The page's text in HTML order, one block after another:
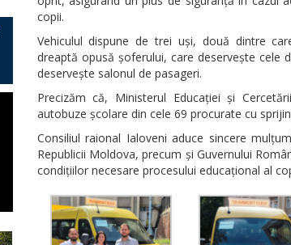
copii.
Vehiculul dispune de trei uși, două dintre
dreaptă opusă șoferului, care deservește cele
deservește salonul de pasageri.
Precizăm că, Ministerul Educației și
autobuze școlare din cele 69 procurate cu
Consiliul raional Ialoveni aduce sincere
Republicii Moldova, precum și Guvernului
condițiilor necesare procesului educațional al